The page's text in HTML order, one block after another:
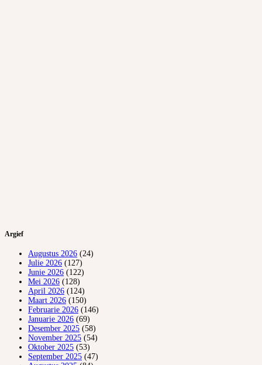
Argief
Augustus 2026 (24)
Julie 2026 (127)
Junie 2026 (122)
Mei 2026 (128)
April 2026 (124)
Maart 2026 (150)
Februarie 2026 (146)
Januarie 2026 (69)
Desember 2025 (58)
November 2025 (54)
Oktober 2025 (53)
September 2025 (47)